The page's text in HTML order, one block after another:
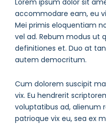
Lorem ipsum dolor sit
accommodare eam, eu
Mei primis eloquentiam
vel ad. Rebum modus ut
definitiones et. Duo at
autem democritum.
Cum dolorem suscipit
vix. Eu hendrerit
voluptatibus ad, alienum
patrioque vix eu, sea ex